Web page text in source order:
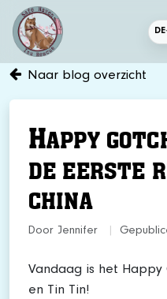
DE
Naar blog overzicht
HAPPY
DE EERSTE
CHINA
Door Jennifer
Vandaag is het
en Tin Tin!